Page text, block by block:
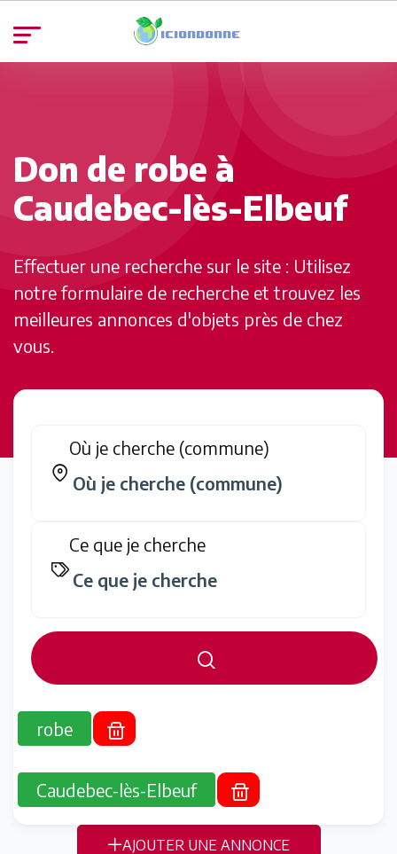
Don de robe à
Caudebec-lès-Elbeuf
Effectuer une recherche sur le site : Utilisez
notre formulaire de recherche et trouvez les
meilleures annonces d'objets près de chez
vous.
Où je cherche (commune)
Ce que je cherche
robe
Caudebec-lès-Elbeuf
AJOUTER UNE ANNONCE